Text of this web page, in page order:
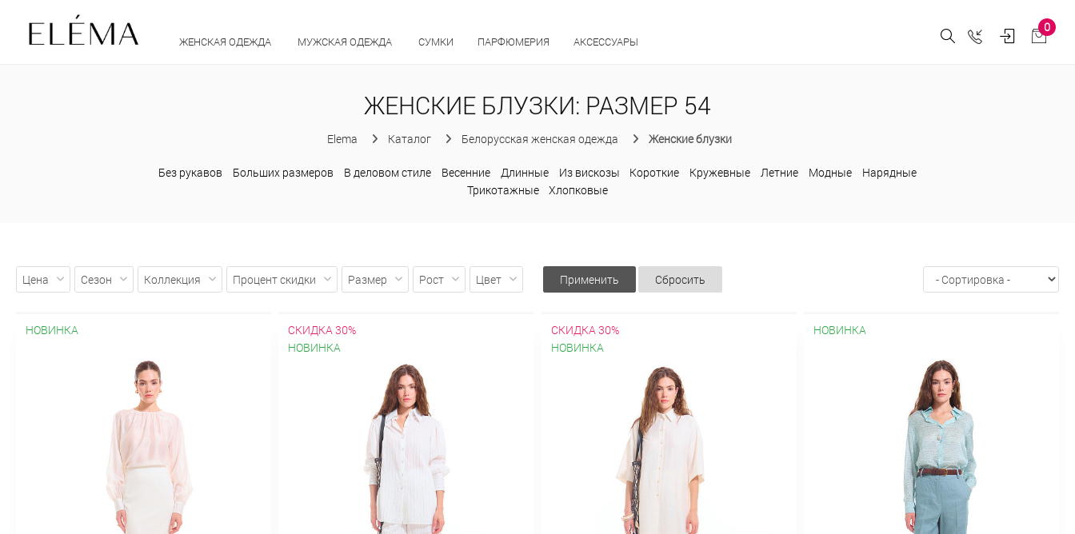
ЖЕНСКАЯ ОДЕЖДА МУЖСКАЯ ОДЕЖДА СУМКИ ПАРФЮМЕРИЯ АКСЕССУАРЫ
0
ЖЕНСКИЕ БЛУЗКИ: РАЗМЕР 54
Elema Каталог Белорусская женская одежда Женские блузки
Без рукавов Больших размеров В деловом стиле Весенние Длинные Из вискозы Короткие Кружевные Летние Модные
Нарядные
Трикотажные
Хлопковые
Цена Сезон Коллекция Процент скидки Размер Рост Цвет Применить Сбросить
НОВИНКА
СКИДКА 30%
НОВИНКА
СКИДКА 30%
НОВИНКА
НОВИНКА